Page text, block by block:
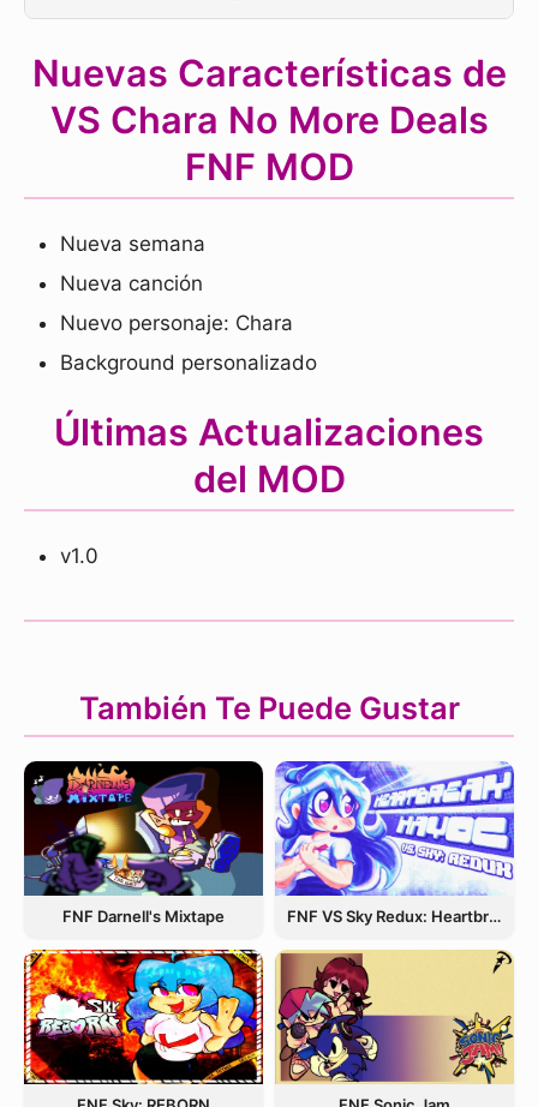
Nuevas Características de
VS Chara No More Deals
FNF MOD
Nueva semana
Nueva canción
Nuevo personaje: Chara
Background personalizado
Últimas Actualizaciones
del MOD
v1.0
También Te Puede Gustar
FNF Darnell's Mixtape FNF VS Sky Redux: Heartbreak Havoc